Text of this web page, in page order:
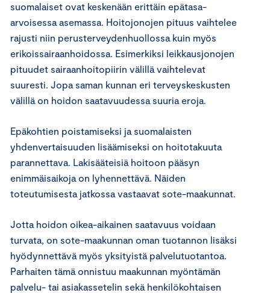
suomalaiset ovat keskenään erittäin epätasa-
arvoisessa asemassa. Hoitojonojen pituus vaihtelee
rajusti niin perusterveydenhuollossa kuin myös
erikoissairaanhoidossa. Esimerkiksi leikkausjonojen
pituudet sairaanhoitopiirin välillä vaihtelevat
suuresti. Jopa saman kunnan eri terveyskeskusten
välillä on hoidon saatavuudessa suuria eroja.
Epäkohtien poistamiseksi ja suomalaisten
yhdenvertaisuuden lisäämiseksi on hoitotakuuta
parannettava. Lakisääteisiä hoitoon pääsyn
enimmäisaikoja on lyhennettävä. Näiden
toteutumisesta jatkossa vastaavat sote-maakunnat.
Jotta hoidon oikea-aikainen saatavuus voidaan
turvata, on sote-maakunnan oman tuotannon lisäksi
hyödynnettävä myös yksityistä palvelutuotantoa.
Parhaiten tämä onnistuu maakunnan myöntämän
palvelu- tai asiakassetelin sekä henkilökohtaisen